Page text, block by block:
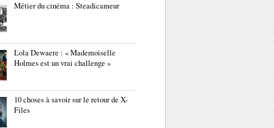
Métier du cinéma : Steadicameur
Lola Dewaere : « Mademoiselle
Holmes est un vrai challenge »
10 choses à savoir sur le retour de X-
Files